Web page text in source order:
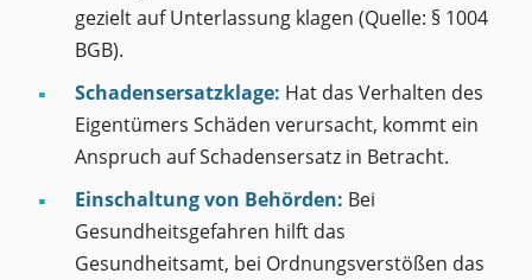
gezielt auf Unterlassung klagen (Quelle: § 1004
BGB).
Schadensersatzklage: Hat das Verhalten des
Eigentümers Schäden verursacht, kommt ein
Anspruch auf Schadensersatz in Betracht.
Einschaltung von Behörden: Bei
Gesundheitsgefahren hilft das
Gesundheitsamt, bei Ordnungsverstößen das